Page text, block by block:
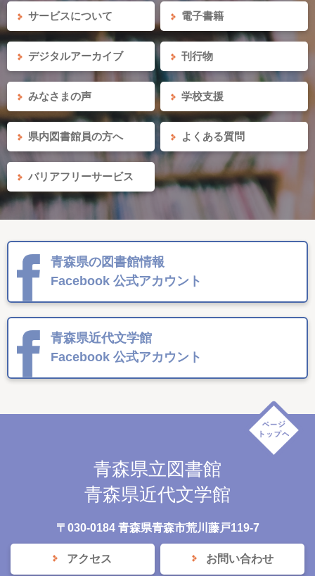
サービスについて 電子書籍
デジタルアーカイブ 刊行物
みなさまの声 学校支援
県内図書館員の方へ よくある質問
バリアフリーサービス
青森県の図書館情報
Facebook 公式アカウント
青森県近代文学館
Facebook 公式アカウント
青森県立図書館
青森県近代文学館
〒030-0184 青森県青森市荒川藤戸119-7
アクセス お問い合わせ